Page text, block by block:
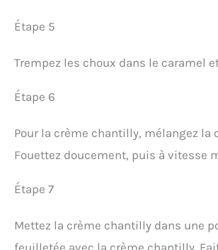
Étape 5
Trempez les choux dans le caramel
Étape 6
Pour la crème chantilly, mélangez
Fouettez doucement, puis à vitesse
Étape 7
Mettez la crème chantilly dans une
feuilletée avec la crème chantilly.